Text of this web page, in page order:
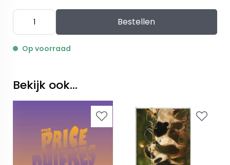
Bestellen
Op voorraad
Bekijk ook...